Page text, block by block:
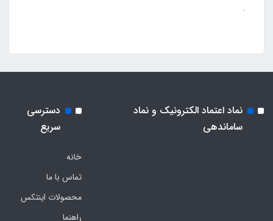
.
نماد اعتماد الکترونیک و نماد
ساماندهی
دسترسی
سریع
خانه
تماس با ما
محصولات اینتکس
راهنما